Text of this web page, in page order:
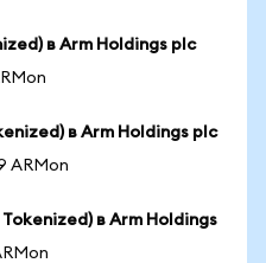
в Arm Holdings plc
в Arm Holdings plc
ARMon
в Arm Holdings